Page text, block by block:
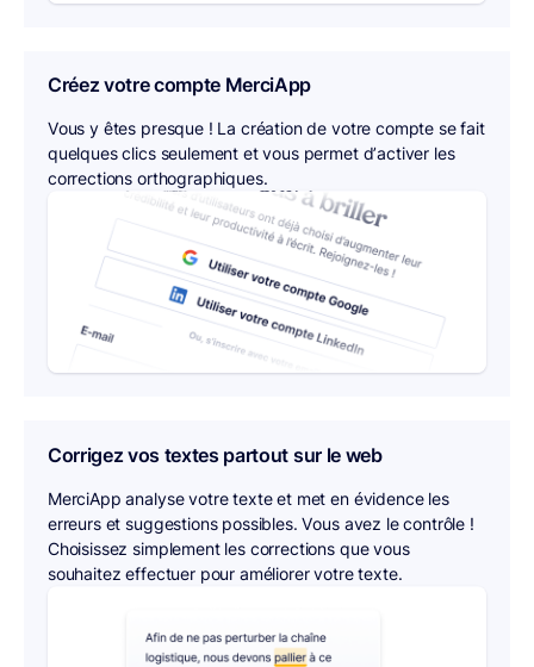
Créez votre compte MerciApp
Vous y êtes presque ! La création de votre compte se fait
quelques clics seulement et vous permet d’activer les
corrections orthographiques.
Corrigez vos textes partout sur le web
MerciApp analyse votre texte et met en évidence les
erreurs et suggestions possibles. Vous avez le contrôle !
Choisissez simplement les corrections que vous
souhaitez effectuer pour améliorer votre texte.